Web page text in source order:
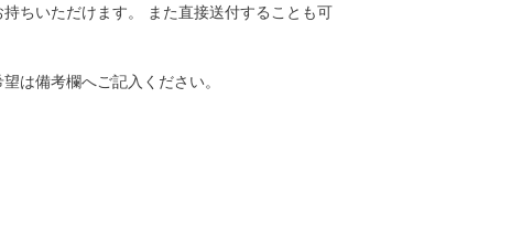
ちいただけます。 また直接送付することも可
は備考欄へご記入ください。